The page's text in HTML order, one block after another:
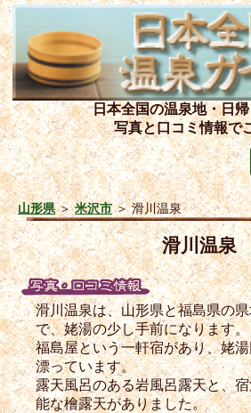
日本全国の温泉地・日
写真と口コミ情報で
山形県＞米沢市＞滑川温泉
滑川温泉
滑川温泉は、山形県と福島県の
で、姥湯の少し手前になります。
福島屋という一軒宿があり、姥
漂っています。
露天風呂のある岩風呂露天と、
能な檜露天がありました。